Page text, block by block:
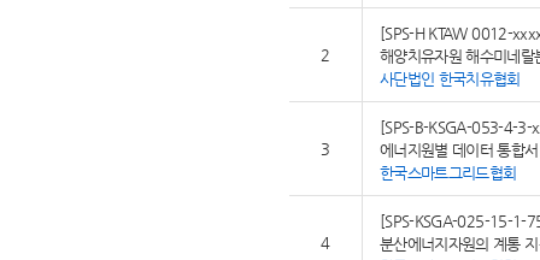
2
[SPS-H KTAW 0012-
해양치유자원 해수미네랄
사단법인 한국치유협회
3
[SPS-B-KSGA-053-4-3-
에너지원별 데이터 통합
한국스마트그리드협회
4
[SPS-KSGA-025-15-1-
분산에너지자원의 계통